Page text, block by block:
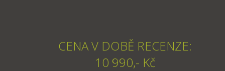
CENA V DOBĚ RECENZE:
10 990,- Kč